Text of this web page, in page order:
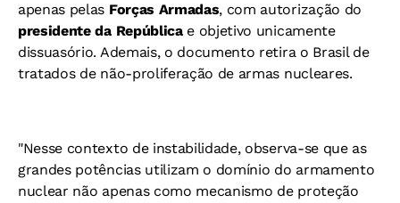
apenas pelas Forças Armadas, com autorização do
presidente da Repúblicae objetivo unicamente
dissuasório. Ademais, o documento retira o Brasil de
tratados de não-proliferação de armas nucleares.
"Nesse contexto de instabilidade, observa-se que as
grandes potências utilizam o domínio do armamento
nuclear não apenas como mecanismo de proteção